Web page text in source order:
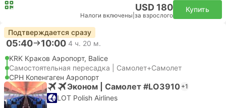
USD 180
Налоги включены за взрослого
Купить
Подтверждается сразу
05:40 10:00 4 ч. 20 м.
KRK Краков Аэропорт, Balice
Самостоятельная пересадка | Самолет+Самолет
CPH Копенгаген Аэропорт
Эконом | Самолет #LO3910 +1
LOT Polish Airlines